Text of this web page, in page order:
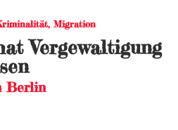
, Migration
Vergewaltigung
Berlin